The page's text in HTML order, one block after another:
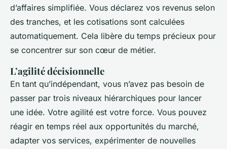
d’affaires simplifiée. Vous déclarez vos revenus selon
des tranches, et les cotisations sont calculées
automatiquement. Cela libère du temps précieux pour
se concentrer sur son cœur de métier.
L’agilité décisionnelle
En tant qu’indépendant, vous n’avez pas besoin de
passer par trois niveaux hiérarchiques pour lancer
une idée. Votre agilité est votre force. Vous pouvez
réagir en temps réel aux opportunités du marché,
adapter vos services, expérimenter de nouvelles